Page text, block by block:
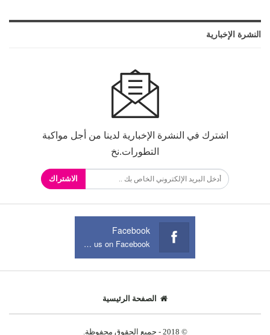
النشرة الإخبارية
اشترك في النشرة الإخبارية لدينا من أجل مواكبة
التطورات.نخ
الاشتراك
Facebook
Join us on Facebook
الصفحة الرئيسية
© 2018 - جميع الحقوق محفوظة.